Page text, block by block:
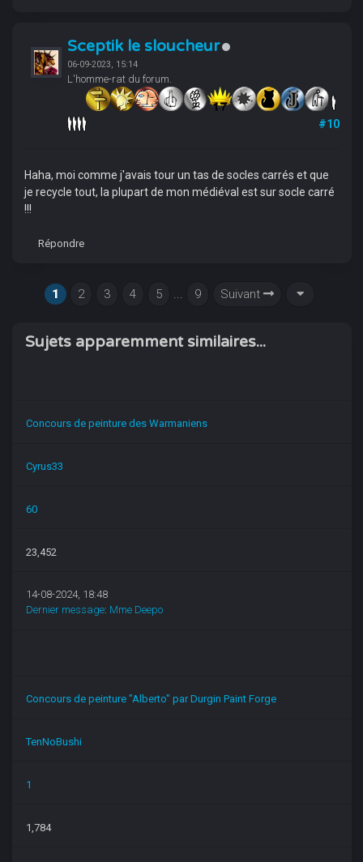
Sceptik le sloucheur
06-09-2023, 15:14
L'homme-rat du forum.
#10
Haha, moi comme j'avais tour un tas de socles carrés et que
je recycle tout, la plupart de mon médiéval est sur socle carré
!!!
Répondre
1 2 3 4 5 ... 9 Suivant
Sujets apparemment similaires...
Concours de peinture des Warmaniens
Cyrus33
60
23,452
14-08-2024, 18:48
Dernier message: Mme Deepo
Concours de peinture "Alberto" par Durgin Paint Forge
TenNoBushi
1
1,784